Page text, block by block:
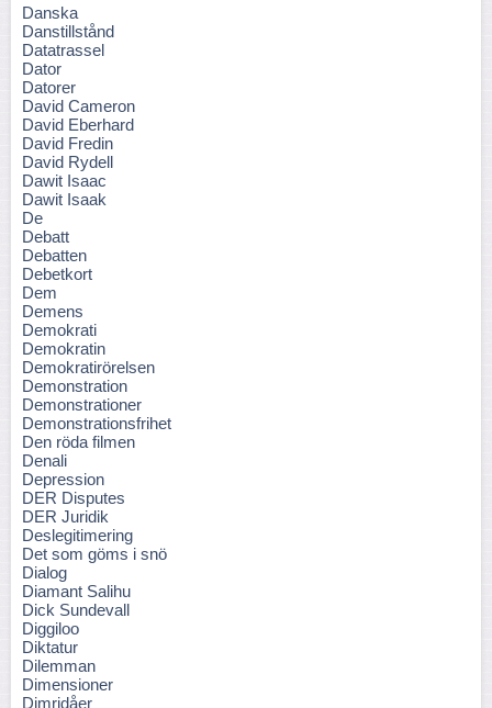
Danska
Danstillstånd
Datatrassel
Dator
Datorer
David Cameron
David Eberhard
David Fredin
David Rydell
Dawit Isaac
Dawit Isaak
De
Debatt
Debatten
Debetkort
Dem
Demens
Demokrati
Demokratin
Demokratirörelsen
Demonstration
Demonstrationer
Demonstrationsfrihet
Den röda filmen
Denali
Depression
DER Disputes
DER Juridik
Deslegitimering
Det som göms i snö
Dialog
Diamant Salihu
Dick Sundevall
Diggiloo
Diktatur
Dilemman
Dimensioner
Dimridåer